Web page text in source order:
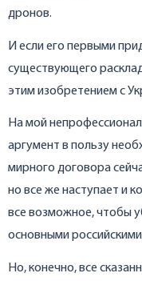
дронов.
И если его первыми
существующего
этим изобретением с
На мой
аргумент в пользу
мирного договора
но все же наступает и
все возможное, чтобы
основными
Но, конечно, все